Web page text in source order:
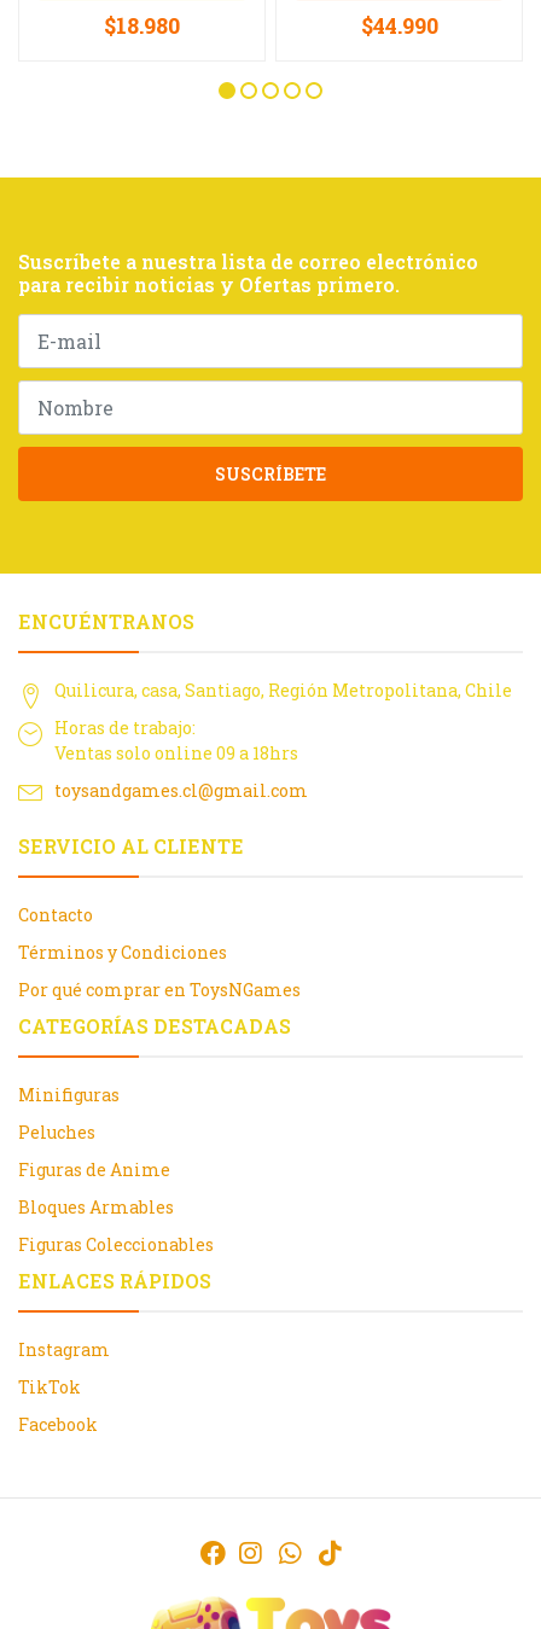
$18.980 $44.990
Suscríbete a nuestra lista de correo electrónico
para recibir noticias y Ofertas primero.
SUSCRÍBETE
ENCUÉNTRANOS
Quilicura, casa, Santiago, Región Metropolitana, Chile
Horas de trabajo:
Ventas solo online 09 a 18hrs
toysandgames.cl@gmail.com
SERVICIO AL CLIENTE
Contacto
Términos y Condiciones
Por qué comprar en ToysNGames
CATEGORÍAS DESTACADAS
Minifiguras
Peluches
Figuras de Anime
Bloques Armables
Figuras Coleccionables
ENLACES RÁPIDOS
Instagram
TikTok
Facebook